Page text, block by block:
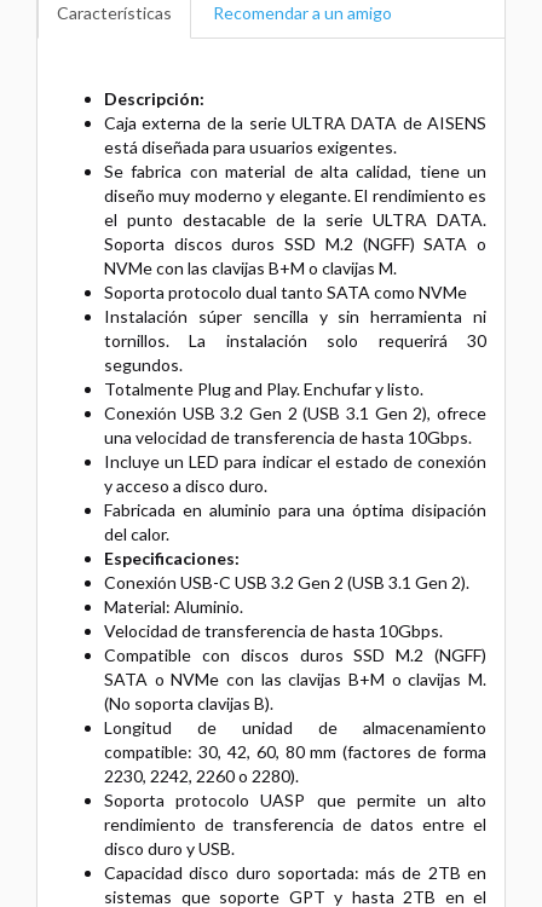
Características Recomendar a un amigo
Descripción:
Caja externa de la serie ULTRA DATA de AISENS
está diseñada para usuarios exigentes.
Se fabrica con material de alta calidad, tiene un
diseño muy moderno y elegante. El rendimiento es
el punto destacable de la serie ULTRA DATA.
Soporta discos duros SSD M.2 (NGFF) SATA o
NVMe con las clavijas B+M o clavijas M.
Soporta protocolo dual tanto SATA como NVMe
Instalación súper sencilla y sin herramienta ni
tornillos. La instalación solo requerirá 30
segundos.
Totalmente Plug and Play. Enchufar y listo.
Conexión USB 3.2 Gen 2 (USB 3.1 Gen 2), ofrece
una velocidad de transferencia de hasta 10Gbps.
Incluye un LED para indicar el estado de conexión
y acceso a disco duro.
Fabricada en aluminio para una óptima disipación
del calor.
Especificaciones:
Conexión USB-C USB 3.2 Gen 2 (USB 3.1 Gen 2).
Material: Aluminio.
Velocidad de transferencia de hasta 10Gbps.
Compatible con discos duros SSD M.2 (NGFF)
SATA o NVMe con las clavijas B+M o clavijas M.
(No soporta clavijas B).
Longitud de unidad de almacenamiento
compatible: 30, 42, 60, 80 mm (factores de forma
2230, 2242, 2260 o 2280).
Soporta protocolo UASP que permite un alto
rendimiento de transferencia de datos entre el
disco duro y USB.
Capacidad disco duro soportada: más de 2TB en
sistemas que soporte GPT y hasta 2TB en el